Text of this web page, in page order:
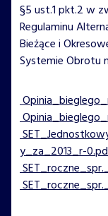
§5 ust.1 pkt.2 w
Regulaminu
Bieżące i
Systemie Obrotu
y_za_2013_r-